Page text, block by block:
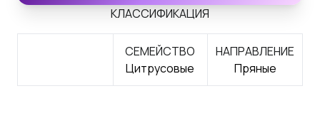
КЛАССИФИКАЦИЯ
СЕМЕЙСТВО
Цитрусовые
НАПРАВЛЕНИЕ
Пряные